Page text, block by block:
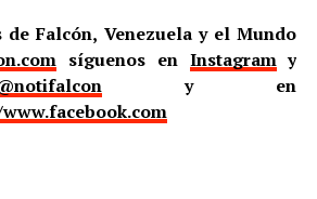
de Falcón, Venezuela y el Mundo
síguenos en Instagramy
y en